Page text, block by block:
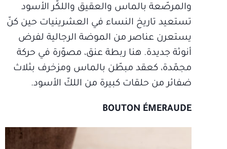
والمرصّعة بالماس والعقيق واللكّر الأسود
تستعيد تاريخ النساء في العشرينيات حين كنّ
يستعرن عناصر من الموضة الرجالية لفرض
أنوثة جديدة. هنا ربطة عنق، مصوّرة في حركة
مجمّدة، كعقد مبطّن بالماس ومزخرف بثلاث
ضفائر من حلقات كبيرة من اللكّ الأسود.
BOUTON ÉMERAUDE